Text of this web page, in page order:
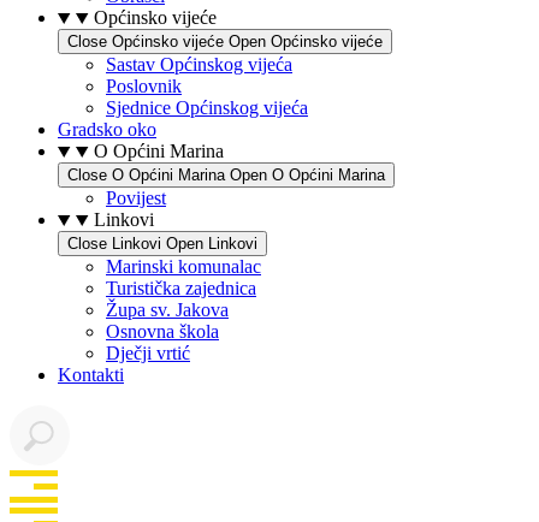
Općinsko vijeće
Close Općinsko vijeće Open Općinsko vijeće
Sastav Općinskog vijeća
Poslovnik
Sjednice Općinskog vijeća
Gradsko oko
O Općini Marina
Close O Općini Marina Open O Općini Marina
Povijest
Linkovi
Close Linkovi Open Linkovi
Marinski komunalac
Turistička zajednica
Župa sv. Jakova
Osnovna škola
Dječji vrtić
Kontakti